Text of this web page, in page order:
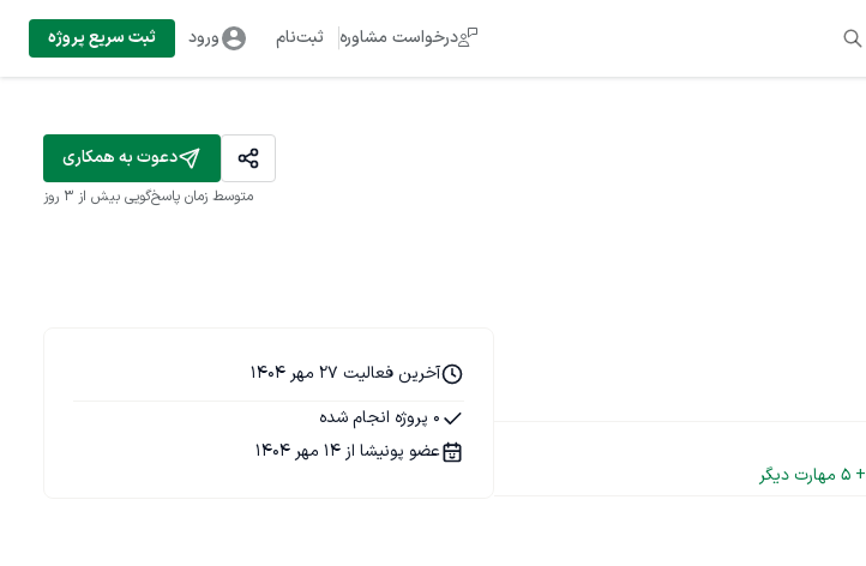
درخواست مشاوره ثبت‌نام ورود ثبت سریع پروژه
دعوت به همکاری
متوسط زمان پاسخ‌گویی بیش از ۳ روز
+
5 مهارت دیگر
آخرین فعالیت 27 مهر 1404
0 پروژه انجام شده
عضو پونیشا از 14 مهر 1404